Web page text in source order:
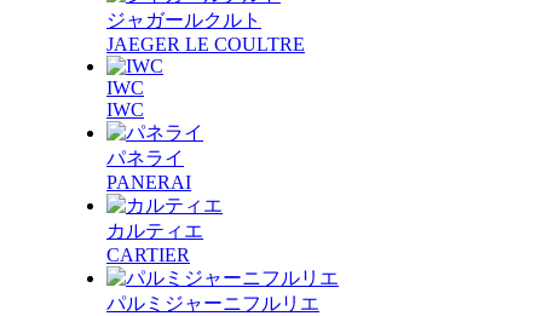
ジャガールクルト
JAEGER LE COULTRE
IWC
IWC
パネライ
PANERAI
カルティエ
CARTIER
パルミジャーニフルリエ